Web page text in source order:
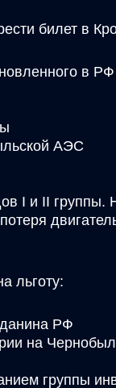
билет в
в РФ
АЭС
I и II группы.
льготу:
РФ
на
группы